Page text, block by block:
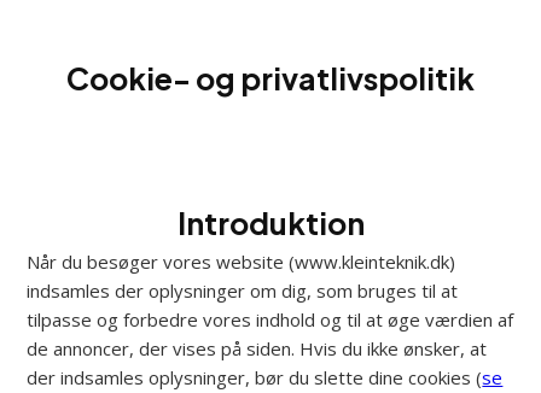
Cookie- og privatlivspolitik
Introduktion
Når du besøger vores website (www.kleinteknik.dk)
indsamles der oplysninger om dig, som bruges til at
tilpasse og forbedre vores indhold og til at øge værdien af
de annoncer, der vises på siden. Hvis du ikke ønsker, at
der indsamles oplysninger, bør du slette dine cookies (se